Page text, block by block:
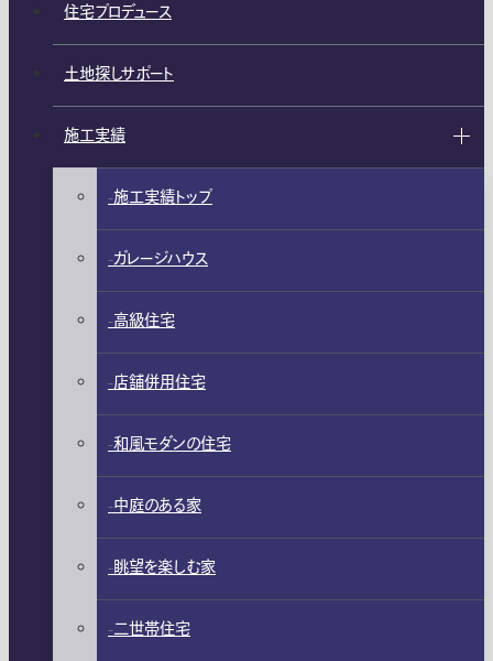
住宅プロデュース
土地探しサポート
施工実績
施工実績トップ
ガレージハウス
高級住宅
店舗併用住宅
和風モダンの住宅
中庭のある家
眺望を楽しむ家
二世帯住宅